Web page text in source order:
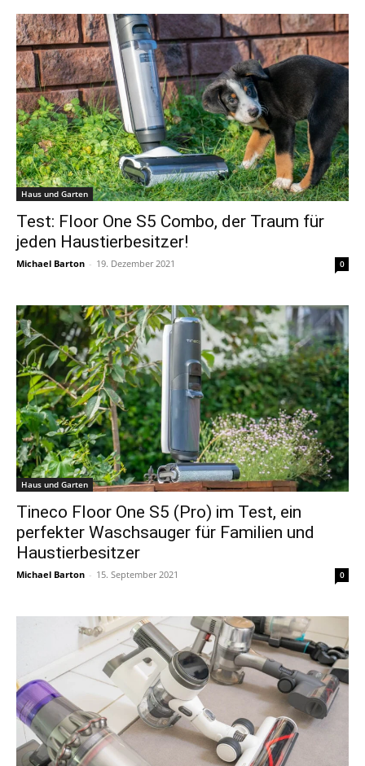
Haus und Garten
Test: Floor One S5 Combo, der Traum für
jeden Haustierbesitzer!
Michael Barton - 19. Dezember 2021 0
Haus und Garten
Tineco Floor One S5 (Pro) im Test, ein
perfekter Waschsauger für Familien und
Haustierbesitzer
Michael Barton - 15. September 2021 0